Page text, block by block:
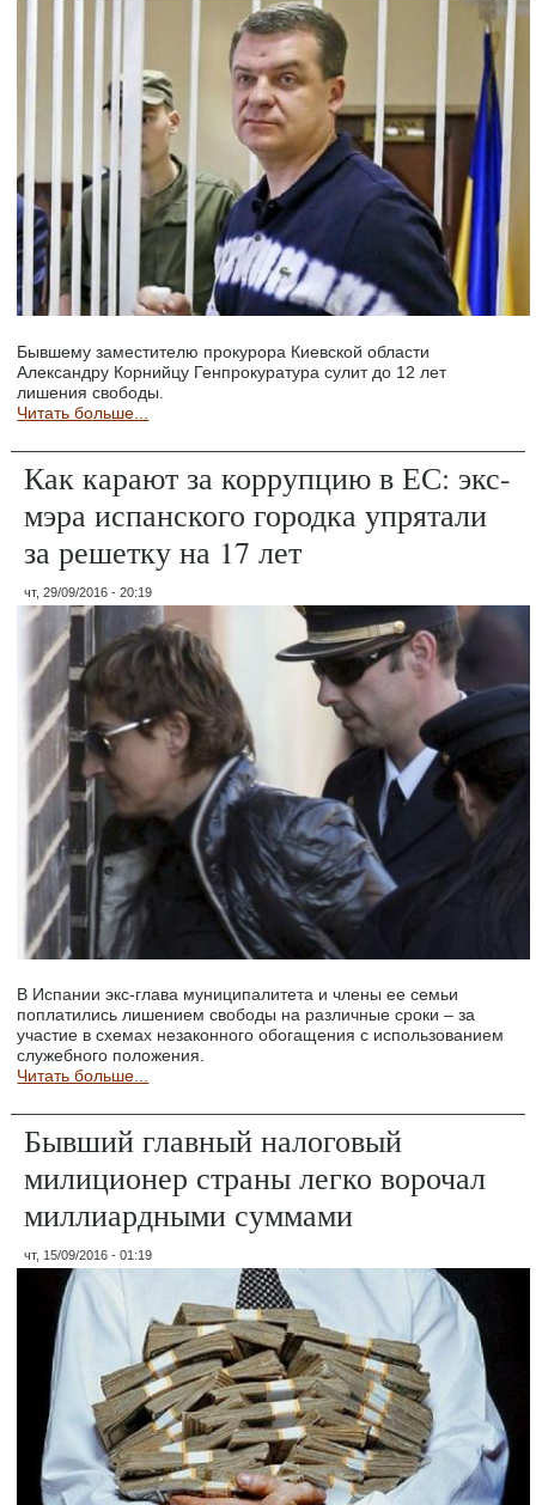
Бывшему заместителю прокурора Киевской области
Александру Корнийцу Генпрокуратура сулит до 12 лет
лишения свободы.
Читать больше...
Как карают за коррупцию в ЕС: экс-
мэра испанского городка упрятали
за решетку на 17 лет
чт, 29/09/2016 - 20:19
В Испании экс-глава муниципалитета и члены ее семьи
поплатились лишением свободы на различные сроки – за
участие в схемах незаконного обогащения с использованием
служебного положения.
Читать больше...
Бывший главный налоговый
милиционер страны легко ворочал
миллиардными суммами
чт, 15/09/2016 - 01:19